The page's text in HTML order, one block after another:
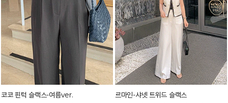
코코 핀턱 슬랙스-여름ver. 르마인-샤넷 트위드 슬랙스